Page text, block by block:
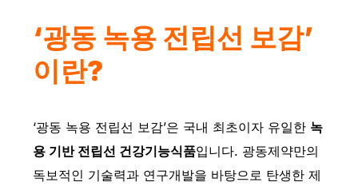
‘광동 녹용 전립선 보감’
이란?
‘광동 녹용 전립선 보감’은 국내 최초이자 유일한 녹
용 기반 전립선 건강기능식품입니다. 광동제약만의
독보적인 기술력과 연구개발을 바탕으로 탄생한 제